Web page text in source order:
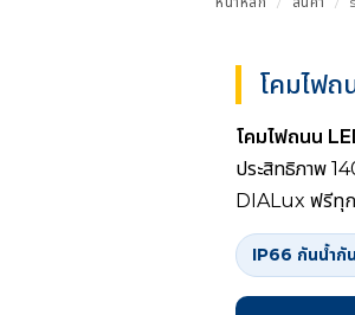
โคมไฟ
โคมไฟถนน
ประสิทธิภาพ
DIALux ฟรีทุก
IP66 กันน้ำกั